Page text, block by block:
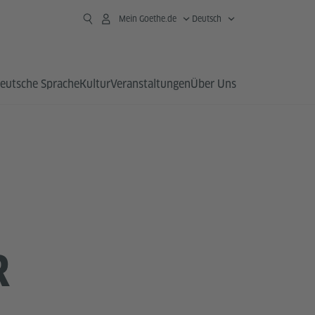
Mein Goethe.de Deutsch
SpracheKulturVeranstaltungenÜber Uns